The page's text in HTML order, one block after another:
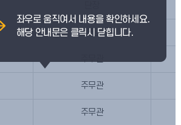
팀장
주무관
주무관